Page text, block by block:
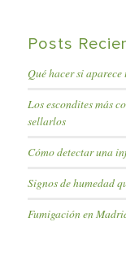
Posts
Qué hacer si
Los escondites más
sellarlos
Cómo detectar una
Signos de humedad
Fumigación en